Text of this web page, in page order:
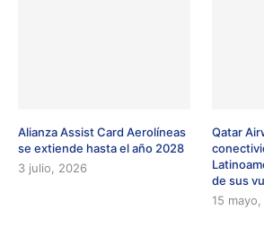
Alianza Assist Card Aerolíneas
se extiende hasta el año 2028
3 julio, 2026
Qatar
de sus
15